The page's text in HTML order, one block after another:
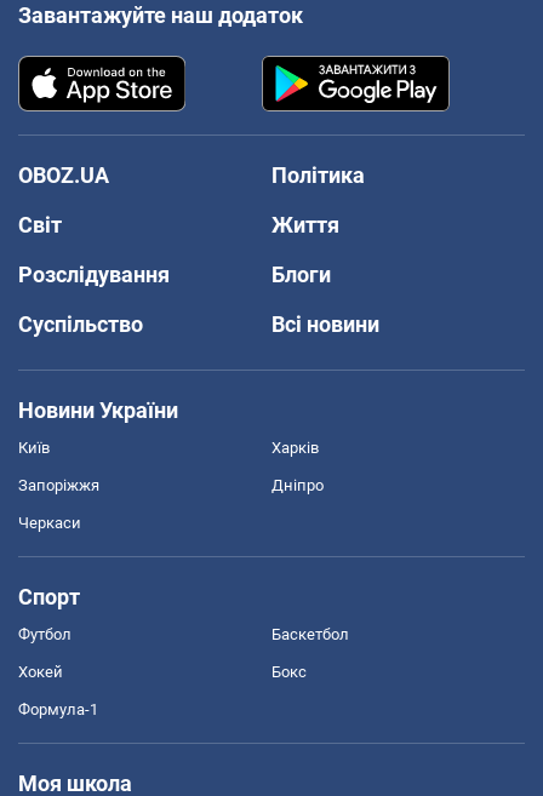
Завантажуйте наш додаток
OBOZ.UA
Політика
Світ
Життя
Розслідування
Блоги
Суспільство
Всі новини
Новини України
Київ Харків
Запоріжжя Дніпро
Черкаси
Спорт
Футбол Баскетбол
Хокей Бокс
Формула-1
Моя школа